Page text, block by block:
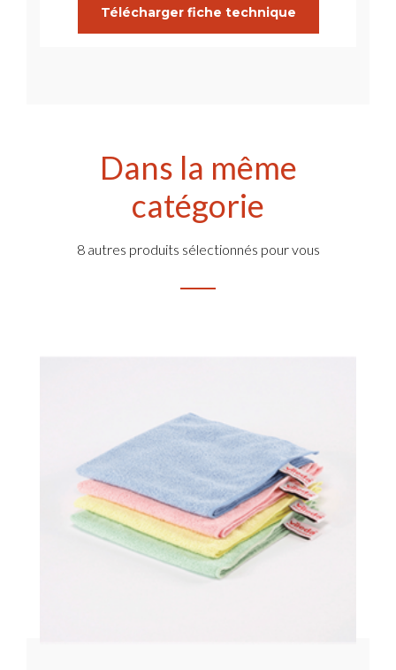
Télécharger fiche technique
Dans la même
catégorie
8 autres produits sélectionnés pour vous